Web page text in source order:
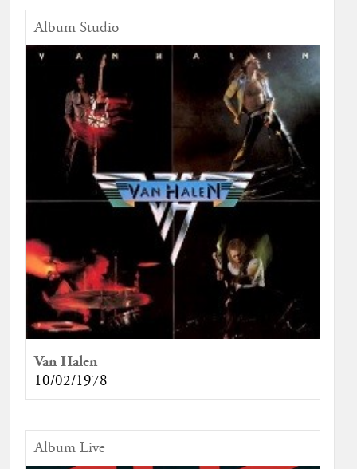
Album Studio
Van Halen
10/02/1978
Album Live